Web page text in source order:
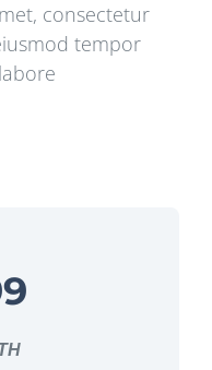
consectetur
tempor